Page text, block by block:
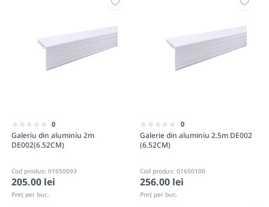
0
Galeriu din aluminiu 2m
DE002(6.52CM)
Cod produs: 01650093
205.00 lei
Preț per buc.
0
Galerie din aluminiu 2.5m DE002
(6.52CM)
Cod produs: 01650100
256.00 lei
Preț per buc.